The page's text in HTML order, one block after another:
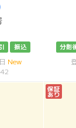
振込
New
分割
保証
あり